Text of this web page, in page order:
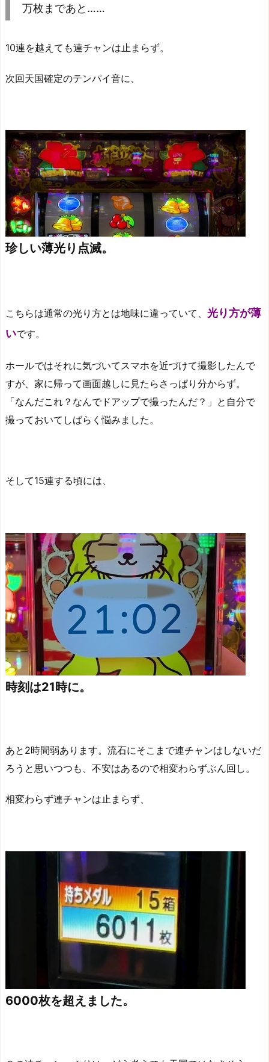
万枚まであと……
10連を越えても連チャンは止まらず。
次回天国確定のテンパイ音に、
珍しい薄光り点滅。
こちらは通常の光り方とは地味に違っていて、 光り方が薄
いです。
ホールではそれに気づいてスマホを近づけて撮影したんで
すが、家に帰って画面越しに見たらさっぱり分からず。
「なんだこれ？なんでドアップで撮ったんだ？」と自分で
撮っておいてしばらく悩みました。
そして15連する頃には、
時刻は21時に。
あと2時間弱あります。流石にそこまで連チャンはしないだ
ろうと思いつつも、不安はあるので相変わらずぶん回し。
相変わらず連チャンは止まらず、
6000枚を超えました。